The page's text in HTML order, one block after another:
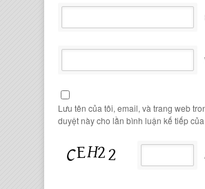
Lưu tên của tôi, email, và trang web
duyệt này cho lần bình luận kế tiếp